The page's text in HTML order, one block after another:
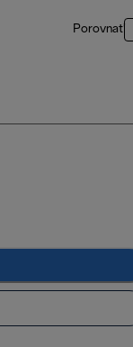
Porovnať